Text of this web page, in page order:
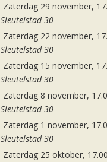
Zaterdag 29 november,
Sleutelstad 30
Zaterdag 22 november,
Sleutelstad 30
Zaterdag 15 november,
Sleutelstad 30
Zaterdag 8 november,
Sleutelstad 30
Zaterdag 1 november,
Sleutelstad 30
Zaterdag 25 oktober,